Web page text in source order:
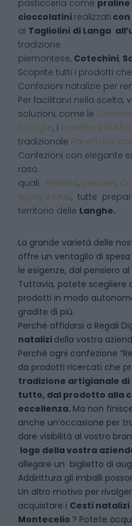
pasticceria come
cioccolatini realizzati con
ai Tagliolini di Langa
tradizione
piemontese, Cotechini,
Scoprite tutti i prodotti
Confezioni natalizie per
Per facilitarvi nella scelta,
soluzioni, come le
bottiglie, i Panettoni di
tradizionale Panettone
Confezioni con elegante
raso
quali: Pensieri, Desideri,
legno e Maxi, tutte
territorio delle Langhe.
La grande varietà delle
offre un ventaglio di
le esigenze, dal pensiero
Tuttavia, potete scegliere
prodotti in modo
gradite di più.
Perché affidarsi a Regali
natalizi della vostra
Perché ogni confezione
da prodotti ricercati che
tradizione artigianale di
tutto, dal prodotto alla
eccellenza. Ma non
anche un’occasione per
dare visibilità al vostro
logo della vostra
allegare un biglietto di
Addirittura gli imballi
Un altro motivo per
acquistare i Cesti
Montecelio ? Potete